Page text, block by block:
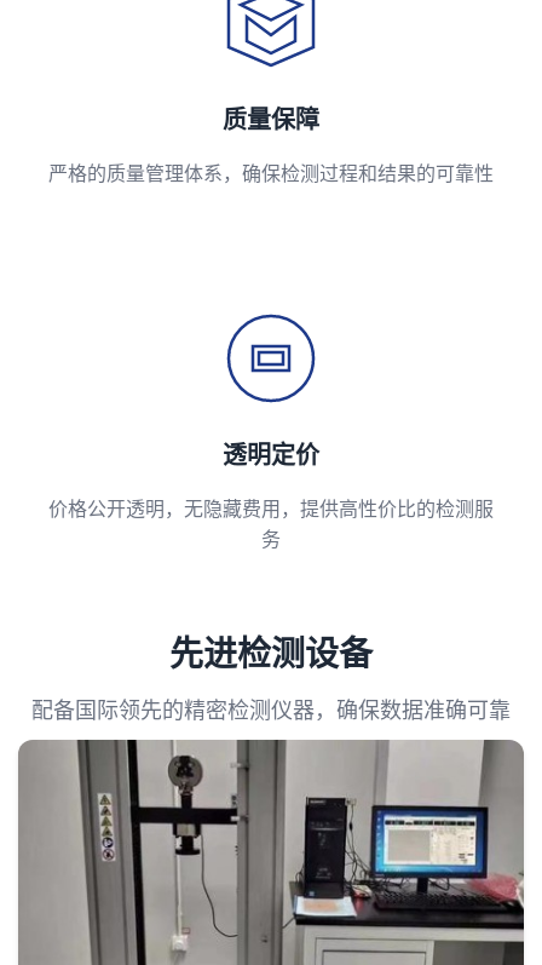
质量保障
严格的质量管理体系，确保检测过程和结果的可靠性
透明定价
价格公开透明，无隐藏费用，提供高性价比的检测服
务
先进检测设备
配备国际领先的精密检测仪器，确保数据准确可靠